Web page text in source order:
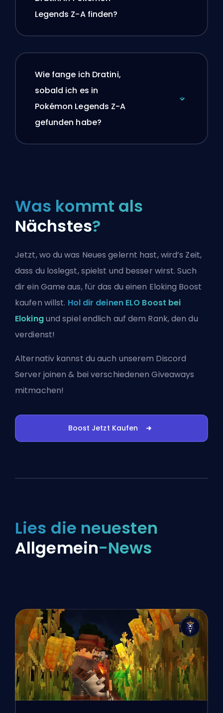
Legends Z-A finden?
Wie fange ich Dratini,
sobald ich es in
Pokémon Legends Z-A
gefunden habe?
Was kommt als
Nächstes?
Jetzt, wo du was Neues gelernt hast, wird’s Zeit,
dass du loslegst, spielst und besser wirst. Such
dir ein Game aus, für das du einen Eloking Boost
kaufen willst. Hol dir deinen ELO Boost bei
Elokingund spiel endlich auf dem Rank, den du
verdienst!
Alternativ kannst du auch unserem Discord
Server joinen & bei verschiedenen Giveaways
mitmachen!
Boost Jetzt Kaufen
Lies die neuesten
Allgemein-News